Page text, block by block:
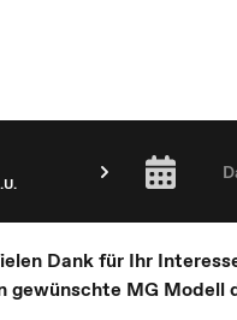
Dank für Ihr
gewünschte MG